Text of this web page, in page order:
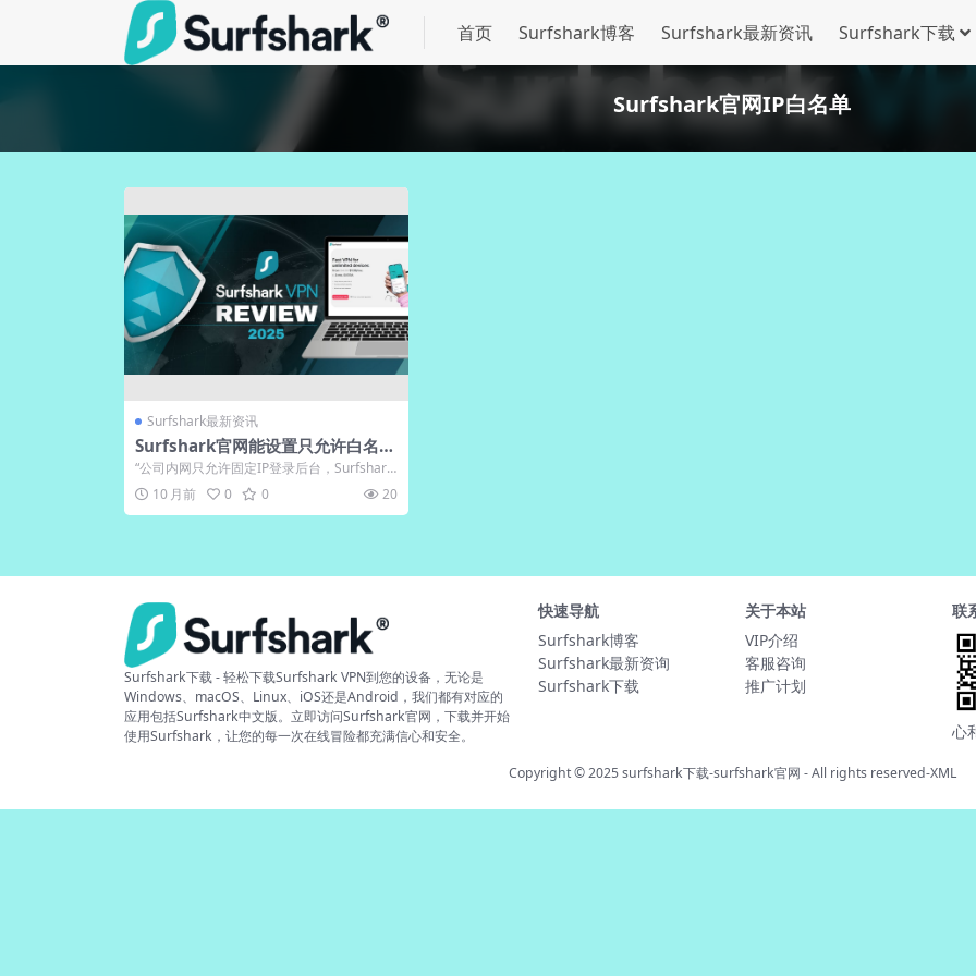
首页 Surfshark博客 Surfshark最新资讯 Surfshark下载
Surfshark官网IP白名单
Surfshark最新资讯
Surfshark官网能设置只允许白名单
IP登录后台吗
“公司内网只允许固定IP登录后台，Surfshark
官网能设置白名单吗？还是只能...
10 月前 0 0 20
Surfshark下载 - 轻松下载Surfshark VPN到您的设备，无论是
Windows、macOS、Linux、iOS还是Android，我们都有对应的
应用包括Surfshark中文版。立即访问Surfshark官网，下载并开始
使用Surfshark，让您的每一次在线冒险都充满信心和安全。
快速导航
Surfshark博客
Surfshark最新资询
Surfshark下载
关于本站
VIP介绍
客服咨询
推广计划
联
心
Copyright © 2025surfshark下载-surfshark官网 - All rights reserved-XML